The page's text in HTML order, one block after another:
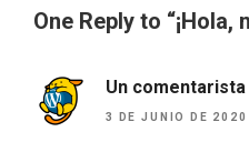
One Reply to “¡Hola,
Un
3 DE JUNIO DE